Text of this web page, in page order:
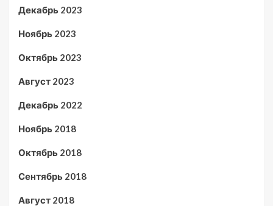
Декабрь 2023
Ноябрь 2023
Октябрь 2023
Август 2023
Декабрь 2022
Ноябрь 2018
Октябрь 2018
Сентябрь 2018
Август 2018